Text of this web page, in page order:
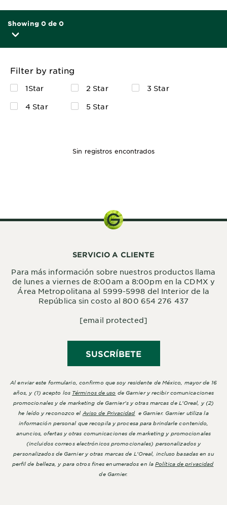
Showing 0 de 0
Filter by rating
1Star 2 Star
3 Star
4 Star
5 Star
Sin registros encontrados
SERVICIO A CLIENTE
Para más información sobre nuestros productos llama
de lunes a viernes de 8:00am a 8:00pm en la CDMX y
Área Metropolitana al 5999-5998 del Interior de la
República sin costo al 800 654 276 437
[email protected]
SUSCRÍBETE
Al enviar este formulario, confirmo que soy residente de México, mayor de 16
años, y (1) acepto los Términos de uso de Garnier y recibir comunicaciones
promocionales y de marketing de Garnier's y otras marcas de L'Oreal, y (2)
he leído y reconozco el Aviso de Privacidade Garnier. Garnier utiliza la
información personal que recopila y procesa para brindarle contenido,
anuncios, ofertas y otras comunicaciones de marketing y promocionales
(incluidos correos electrónicos promocionales) personalizados y
personalizados de Garnier y otras marcas de L'Oreal, incluso basadas en su
perfil de belleza, y para otros fines enumerados en la Política de privacidad
de Garnier.